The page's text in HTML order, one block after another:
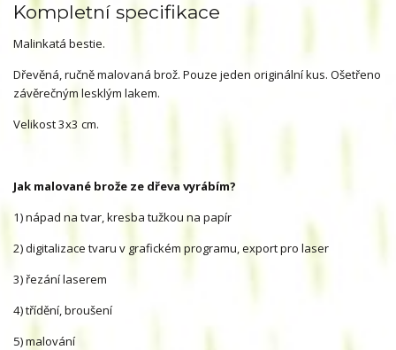
Kompletní specifikace
Malinkatá bestie.
Dřevěná, ručně malovaná brož. Pouze jeden originální kus. Ošetřeno
závěrečným lesklým lakem.
Velikost 3x3 cm.
Jak malované brože ze dřeva vyrábím?
1) nápad na tvar, kresba tužkou na papír
2) digitalizace tvaru v grafickém programu, export pro laser
3) řezání laserem
4) třídění, broušení
5) malování